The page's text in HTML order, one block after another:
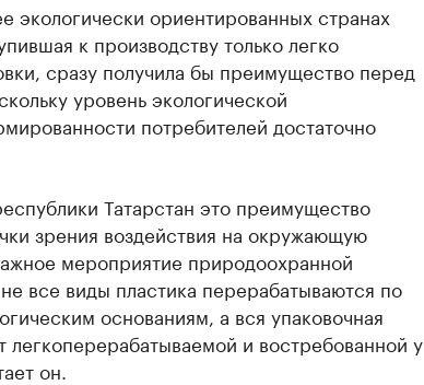
экологически ориентированных странах
к производству только легко
сразу получила бы преимущество перед
уровень экологической
потребителей достаточно
Татарстан это преимущество
зрения воздействия на окружающую
мероприятие природоохранной
все виды пластика перерабатываются по
основаниям, а вся упаковочная
легкоперерабатываемой и востребованной у
он.